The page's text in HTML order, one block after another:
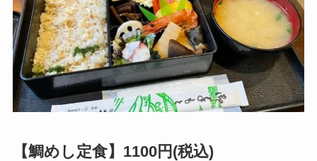
【鯛めし定食】1100円(税込)